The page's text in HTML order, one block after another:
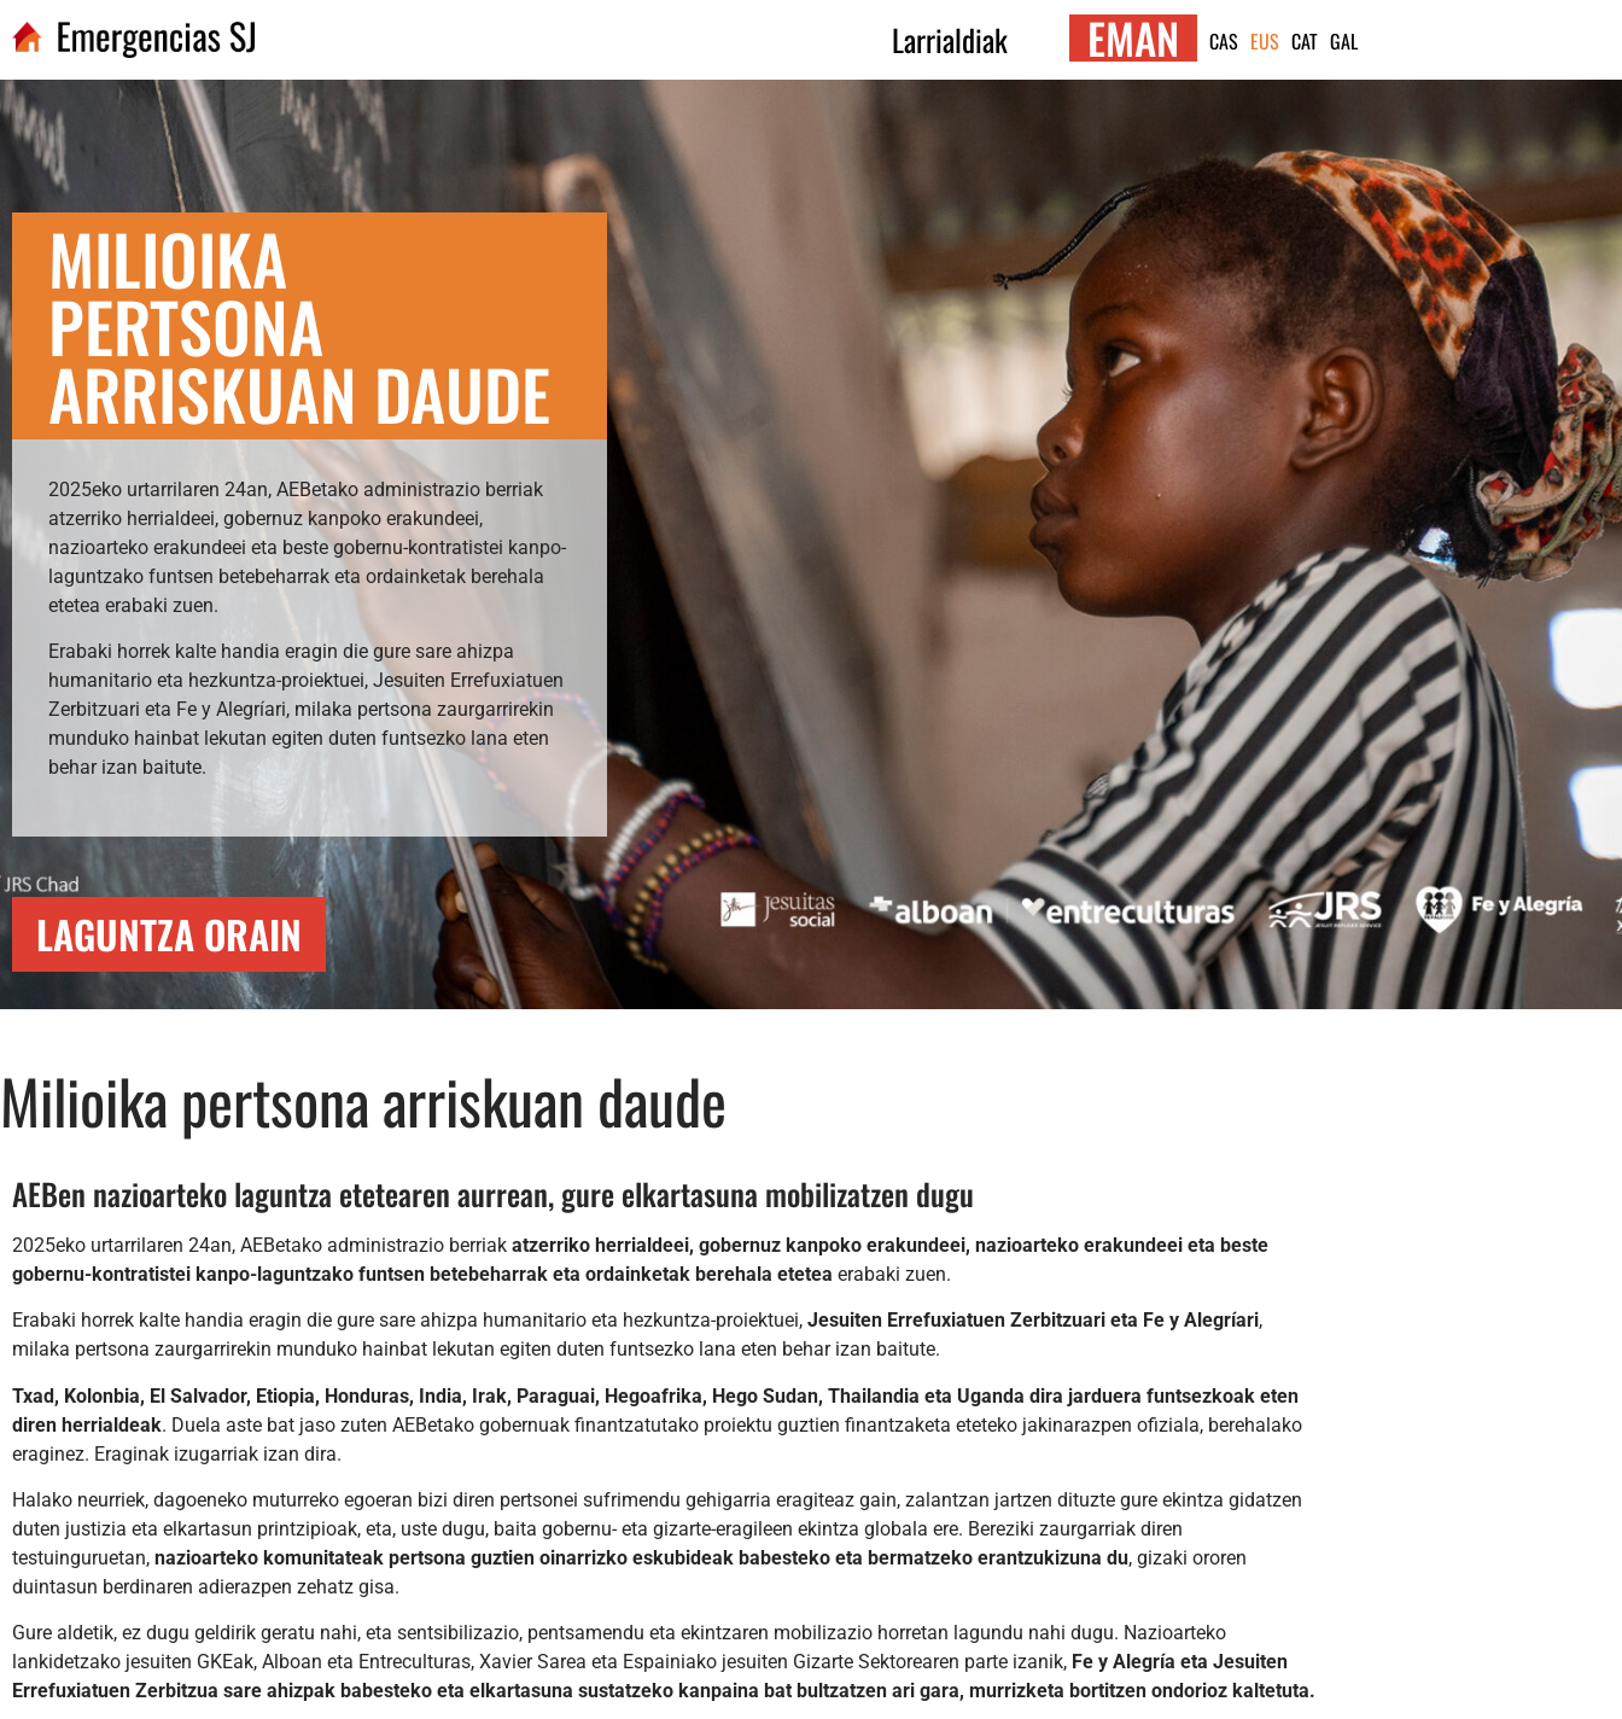
Larrialdiak EMAN CAS EUS CAT GAL
MILIOIKA
PERTSONA
ARRISKUAN DAUDE
2025eko urtarrilaren 24an, AEBetako administrazio berriak
atzerriko herrialdeei, gobernuz kanpoko erakundeei,
nazioarteko erakundeei eta beste gobernu-kontratistei kanpo-
laguntzako funtsen betebeharrak eta ordainketak berehala
etetea erabaki zuen.
Erabaki horrek kalte handia eragin die gure sare ahizpa
humanitario eta hezkuntza-proiektuei, Jesuiten Errefuxiatuen
Zerbitzuari eta Fe y Alegríari, milaka pertsona zaurgarrirekin
munduko hainbat lekutan egiten duten funtsezko lana eten
behar izan baitute.
LAGUNTZA ORAIN
Milioika pertsona arriskuan daude
AEBen nazioarteko laguntza etetearen aurrean, gure elkartasuna mobilizatzen dugu
2025eko urtarrilaren 24an, AEBetako administrazio berriak atzerriko herrialdeei, gobernuz kanpoko erakundeei, nazioarteko erakundeei eta beste
gobernu-kontratistei kanpo-laguntzako funtsen betebeharrak eta ordainketak berehala etetea erabaki zuen.
Erabaki horrek kalte handia eragin die gure sare ahizpa humanitario eta hezkuntza-proiektuei, Jesuiten Errefuxiatuen Zerbitzuari eta Fe y Alegríari,
milaka pertsona zaurgarrirekin munduko hainbat lekutan egiten duten funtsezko lana eten behar izan baitute.
Txad, Kolonbia, El Salvador, Etiopia, Honduras, India, Irak, Paraguai, Hegoafrika, Hego Sudan, Thailandia eta Uganda dira jarduera funtsezkoak eten
diren herrialdeak. Duela aste bat jaso zuten AEBetako gobernuak finantzatutako proiektu guztien finantzaketa eteteko jakinarazpen ofiziala, berehalako
eraginez. Eraginak izugarriak izan dira.
Halako neurriek, dagoeneko muturreko egoeran bizi diren pertsonei sufrimendu gehigarria eragiteaz gain, zalantzan jartzen dituzte gure ekintza gidatzen
duten justizia eta elkartasun printzipioak, eta, uste dugu, baita gobernu- eta gizarte-eragileen ekintza globala ere. Bereziki zaurgarriak diren
testuinguruetan, nazioarteko komunitateak pertsona guztien oinarrizko eskubideak babesteko eta bermatzeko erantzukizuna du, gizaki ororen
duintasun berdinaren adierazpen zehatz gisa.
Gure aldetik, ez dugu geldirik geratu nahi, eta sentsibilizazio, pentsamendu eta ekintzaren mobilizazio horretan lagundu nahi dugu. Nazioarteko
lankidetzako jesuiten GKEak, Alboan eta Entreculturas, Xavier Sarea eta Espainiako jesuiten Gizarte Sektorearen parte izanik, Fe y Alegría eta Jesuiten
Errefuxiatuen Zerbitzua sare ahizpak babesteko eta elkartasuna sustatzeko kanpaina bat bultzatzen ari gara, murrizketa bortitzen ondorioz kaltetuta.